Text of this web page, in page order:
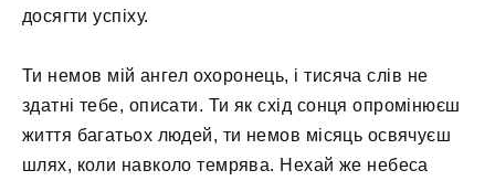
досягти успіху.
Ти немов мій ангел охоронець, і тисяча слів не
здатні тебе, описати. Ти як схід сонця опромінюєш
життя багатьох людей, ти немов місяць освячуєш
шлях, коли навколо темрява. Нехай же небеса